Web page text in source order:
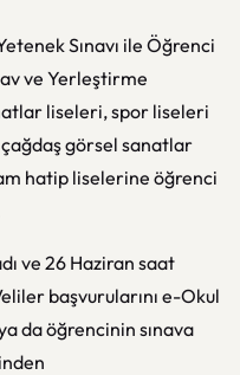
Sınavı ile Öğrenci
ve Yerleştirme
liseleri, spor liseleri
çağdaş görsel sanatlar
hatip liselerine öğrenci
ve 26 Haziran saat
başvurularını e-Okul
da öğrencinin sınava